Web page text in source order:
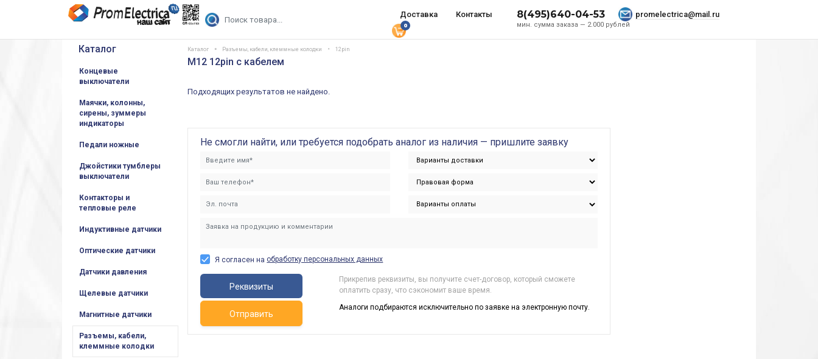
Доставка Контакты
мин. сумма заказа — 2.000 рублей
8(495)640-04-53 promelectrica@mail.ru
0
Каталог
Концевые
выключатели
Маячки, колонны,
сирены, зуммеры
индикаторы
Педали ножные
Джойстики тумблеры
выключатели
Контакторы и
тепловые реле
Индуктивные датчики
Оптические датчики
Датчики давления
Щелевые датчики
Магнитные датчики
Разъемы, кабели,
клеммные колодки
Каталог Разъемы, кабели, клеммные колодки 12pin
M12 12pin с кабелем
Подходящих результатов не найдено.
Не смогли найти, или требуется подобрать аналог из наличия — пришлите заявку
Я согласен на обработку персональных данных
Реквизиты
Прикрепив реквизиты, вы получите счет-договор, который сможете
оплатить сразу, что сэкономит ваше время.
Отправить
Аналоги подбираются исключительно по заявке на электронную почту.